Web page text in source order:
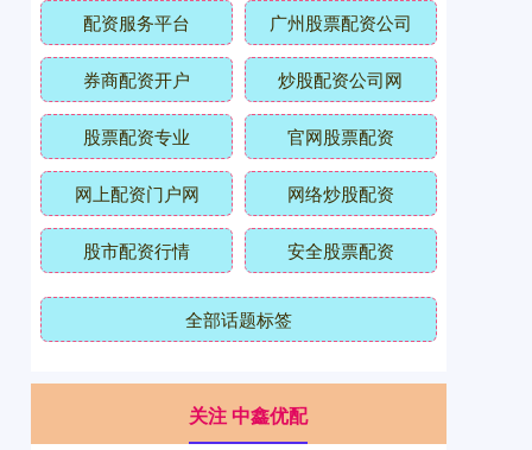
配资服务平台 广州股票配资公司
券商配资开户 炒股配资公司网
股票配资专业 官网股票配资
网上配资门户网 网络炒股配资
股市配资行情 安全股票配资
全部话题标签
关注 中鑫优配